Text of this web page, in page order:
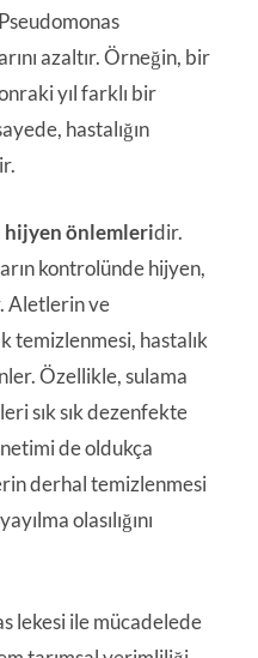
azaltır. Örneğin, bir
yıl farklı bir
hastalığın
hijyen önlemleridir.
kontrolünde hijyen,
Aletlerin ve
temizlenmesi, hastalık
Özellikle, sulama
sık sık dezenfekte
de oldukça
derhal temizlenmesi
olasılığını
lekesi ile mücadelede